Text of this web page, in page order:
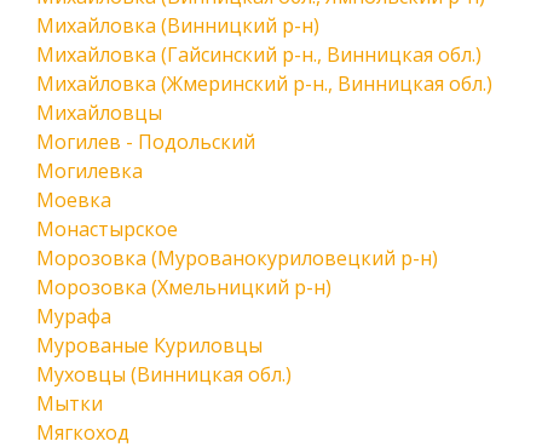
Михайловка (Винницкий р-н)
Михайловка (Гайсинский р-н., Винницкая обл.)
Михайловка (Жмеринский р-н., Винницкая обл.)
Михайловцы
Могилев - Подольский
Могилевка
Моевка
Монастырское
Морозовка (Мурованокуриловецкий р-н)
Морозовка (Хмельницкий р-н)
Мурафа
Мурованые Куриловцы
Муховцы (Винницкая обл.)
Мытки
Мягкоход